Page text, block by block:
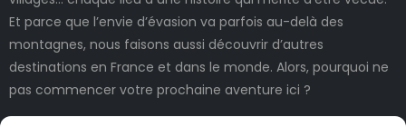
Et parce que l’envie d’évasion va parfois au-delà des
montagnes, nous faisons aussi découvrir d’autres
destinations en France et dans le monde. Alors, pourquoi ne
pas commencer votre prochaine aventure ici ?